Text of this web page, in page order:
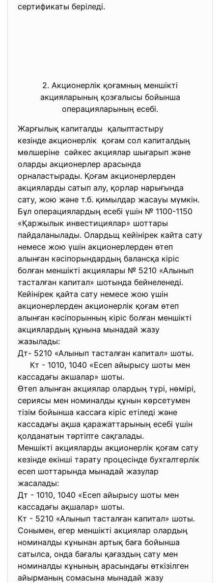
сертификаты беріледі.
2. Акционерлік қоғамның меншікті
акцияларының қозғалысы бойынша
операцияларының есебі.
Жарғылық капиталды қалыптастыру
кезінде акционерлік қоғам сол капиталдың
мөлшеріне сәйкес акциялар шығарып және
оларды акционерлер арасында
орналастырады. Қоғам акционерлерден
акцияларды сатып алу, қорлар нарығында
сату, жою және т.б. қимылдар жасауы мүмкін.
Бұл операциялардың есебі үшін № 1100-1150
«Қаржылык инвестициялар» шоттары
пайдаланылады. Олардьщ кейінірек кайта сату
немесе жою үшін акционерлерден өтеп
алынған кәсіпорындардың балансқа кіріс
болған меншікті акциялары № 5210 «Алынып
тасталған капитал» шотында бейнеленеді.
Кейінірек қайта сату немесе жою үшін
акционерлерден акционерлік қоғам өтеп
алынған кәсіпорынның кіріс болған меншікті
акциялардың құнына мынадай жазу
жазылады:
Дт- 5210 «Алынып тасталған капитал» шоты.
Кт - 1010, 1040 «Есеп айырысу шоты мен
кассадағы акшалар» шоты.
Өтеп алынған акциялар олардың түрі, нөмірі,
сериясы мен номиналды құнын көрсетумен
тізім бойынша кассаға кіріс етіледі және
кассадағы ақша қаражаттарының есебі үшін
қолданатын тәртіпте сақгалады.
Меншікті акцияларды акционерлік қоғам сату
кезінде екінші тарату процесінде бухгалтерлік
есеп шоттарында мынадай жазулар
жасалады:
Дт - 1010, 1040 «Есеп айырысу шоты мен
кассадағы ақшалар» шоты.
Кт - 5210 «Алынып тасталған капитал» шоты.
Сонымен, егер меншікті акциялар олардың
номиналды кұнынан артық баға бойынша
сатылса, онда бағалы қағаздың сату мен
номиналды кұнының арасындағы өткізілген
айырманың сомасына мынадай жазу